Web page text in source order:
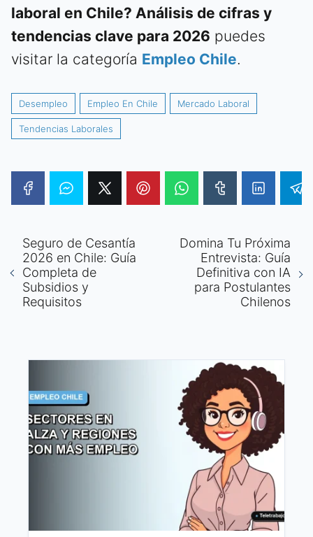
laboral en Chile? Análisis de cifras y
tendencias clave para 2026 puedes
visitar la categoría Empleo Chile.
Desempleo Empleo En Chile Mercado Laboral
Tendencias Laborales
Seguro de Cesantía
2026 en Chile: Guía
Completa de
Subsidios y
Requisitos
Domina Tu Próxima
Entrevista: Guía
Definitiva con IA
para Postulantes
Chilenos